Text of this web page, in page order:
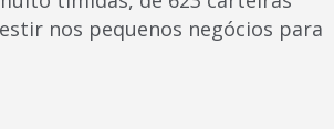
nos pequenos negócios para